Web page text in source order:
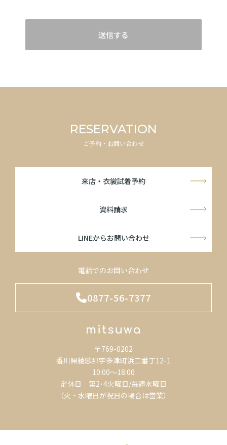
送信する
RESERVATION
ご予約・お問い合わせ
来店・衣裳試着予約
資料請求
LINEからお問い合わせ
電話でのお問い合わせ
0877-56-7377
〒769-0202
香川県綾歌郡宇多津町浜二番丁12-1
10:00～18:00
定休日 第2･4火曜日/毎週水曜日
（火・水曜日が祝日の場合は営業）